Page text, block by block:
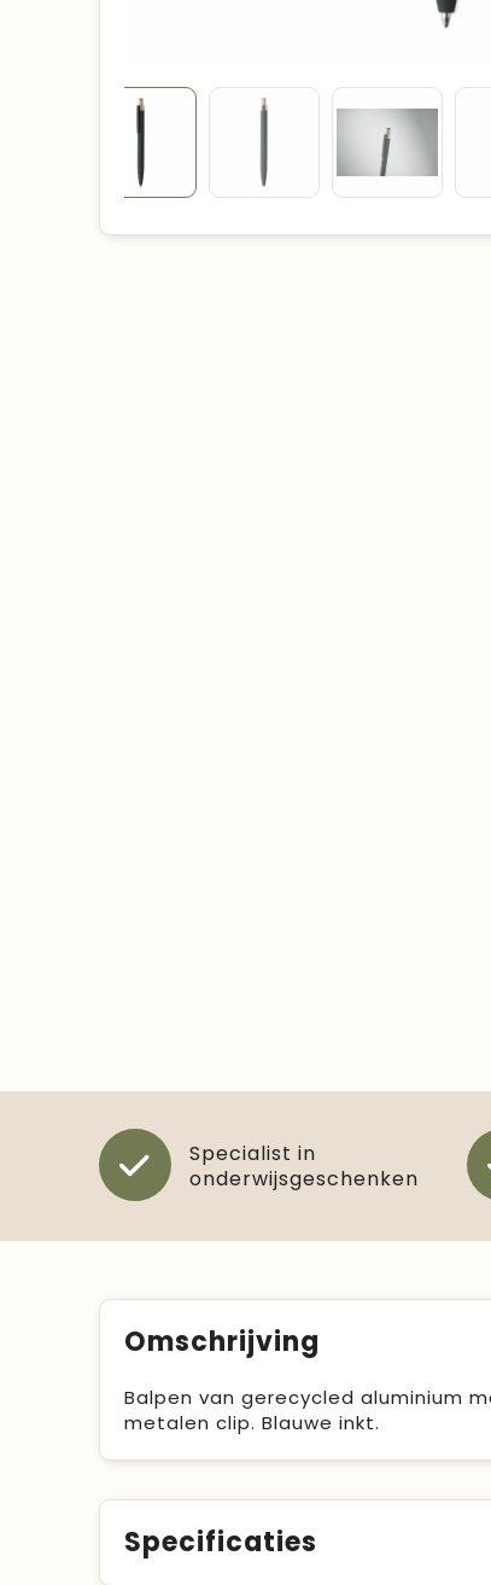
Specialist in
onderwijsgeschenken
Omschrijving
Balpen van gerecycled aluminium
metalen clip. Blauwe inkt.
Specificaties